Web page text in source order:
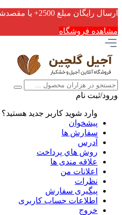
ارسال رایگان مبلغ 2500+ یا مقصدشاهین شهر
مشاهده فروشگاه
ورود/ثبت نام
وارد شوید کاربر جدید هستید؟
پیشخوان
سفارش ها
آدرس
روش هاي پرداخت
علاقه مندی ها
اعلانات من
نظرات
پیگیری سفارش
اطلاعات حساب كاربری
خروج